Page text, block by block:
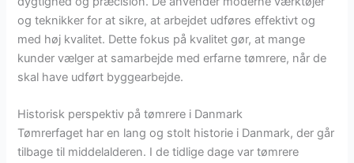
og teknikker for at sikre, at arbejdet udføres effektivt og
med høj kvalitet. Dette fokus på kvalitet gør, at mange
kunder vælger at samarbejde med erfarne tømrere, når de
skal have udført byggearbejde.
Historisk perspektiv på tømrere i Danmark
Tømrerfaget har en lang og stolt historie i Danmark, der går
tilbage til middelalderen. I de tidlige dage var tømrere